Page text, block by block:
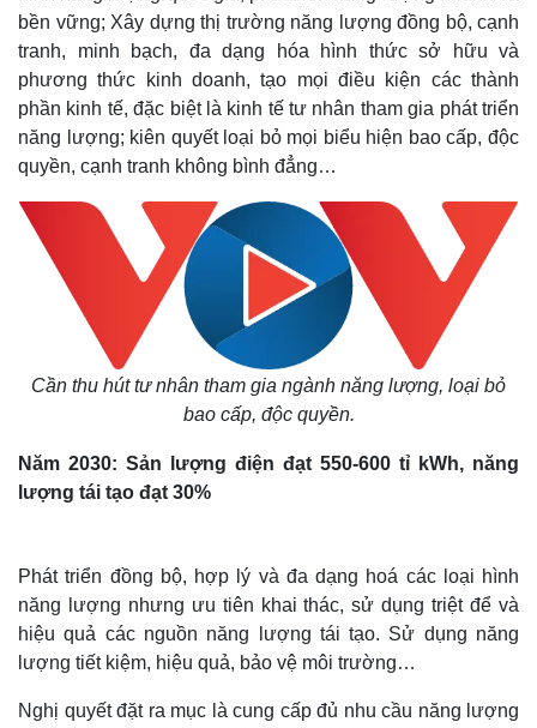
bền vững; Xây dựng thị trường năng lượng đồng bộ, cạnh
tranh, minh bạch, đa dạng hóa hình thức sở hữu và
phương thức kinh doanh, tạo mọi điều kiện các thành
phần kinh tế, đặc biệt là kinh tế tư nhân tham gia phát triển
năng lượng; kiên quyết loại bỏ mọi biểu hiện bao cấp, độc
quyền, cạnh tranh không bình đẳng…
Cần thu hút tư nhân tham gia ngành năng lượng, loại bỏ
bao cấp, độc quyền.
Năm 2030: Sản lượng điện đạt 550-600 tỉ kWh, năng
lượng tái tạo đạt 30%
Phát triển đồng bộ, hợp lý và đa dạng hoá các loại hình
năng lượng nhưng ưu tiên khai thác, sử dụng triệt để và
hiệu quả các nguồn năng lượng tái tạo. Sử dụng năng
lượng tiết kiệm, hiệu quả, bảo vệ môi trường…
Nghị quyết đặt ra mục là cung cấp đủ nhu cầu năng lượng